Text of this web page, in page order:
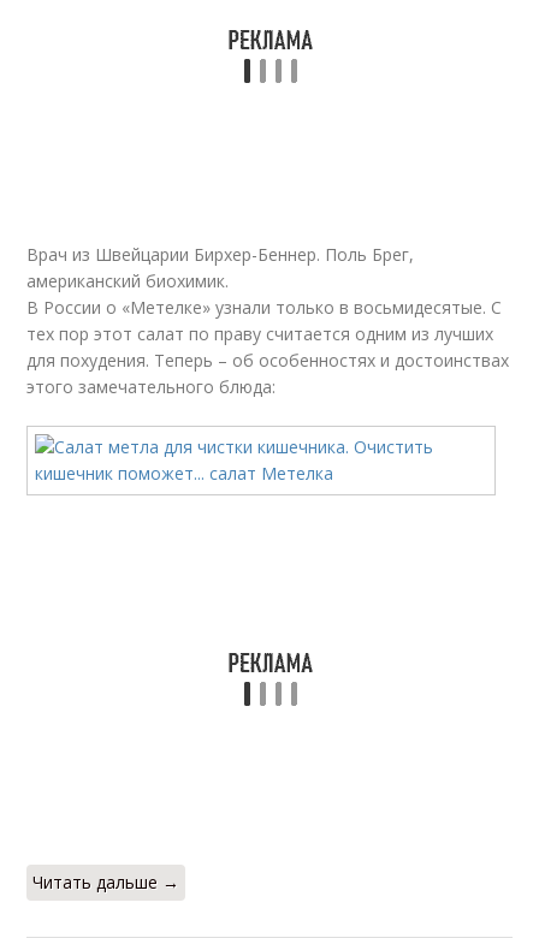
Диетические салаты Белковые салаты
тела
Врач из Швейцарии Бирхер-Беннер. Поль Брег,
американский биохимик.
В России о «Метелке» узнали только в восьмидесятые. С
тех пор этот салат по праву считается одним из лучших
для похудения. Теперь – об особенностях и достоинствах
этого замечательного блюда:
Читать дальше →